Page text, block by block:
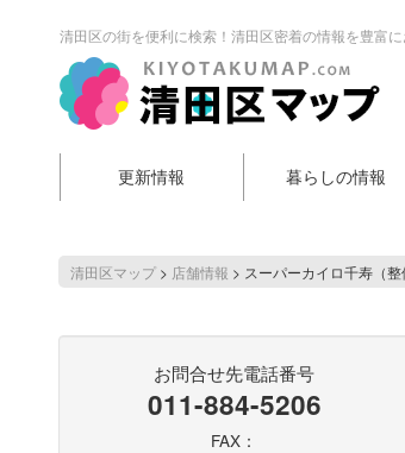
清田区の街を便利に検索！清田区密着の情報を豊富に
更新情報 暮らしの情報
清田区マップ> 店舗情報 > スーパーカイロ千寿（整
お問合せ先電話番号
011-884-5206
FAX：